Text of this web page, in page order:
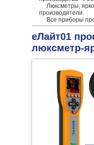
Люксметры,
производители
Все приборы
еЛайт01
люксметр-